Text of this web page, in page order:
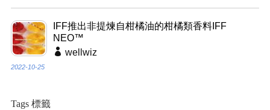
IFF推出非提煉自柑橘油的柑橘類香料IFF
NEO™
wellwiz
2022-10-25
Tags 標籤